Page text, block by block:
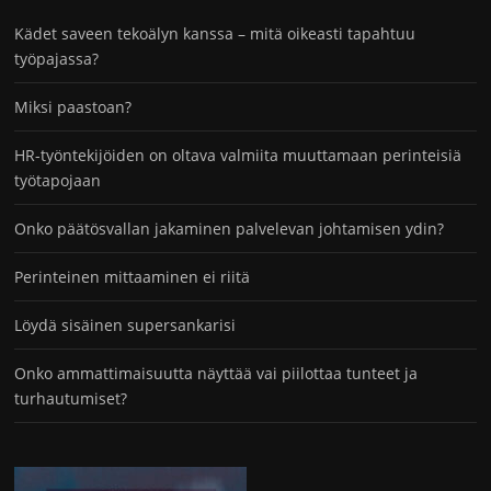
Kädet saveen tekoälyn kanssa – mitä oikeasti tapahtuu
työpajassa?
Miksi paastoan?
HR-työntekijöiden on oltava valmiita muuttamaan perinteisiä
työtapojaan
Onko päätösvallan jakaminen palvelevan johtamisen ydin?
Perinteinen mittaaminen ei riitä
Löydä sisäinen supersankarisi
Onko ammattimaisuutta näyttää vai piilottaa tunteet ja
turhautumiset?